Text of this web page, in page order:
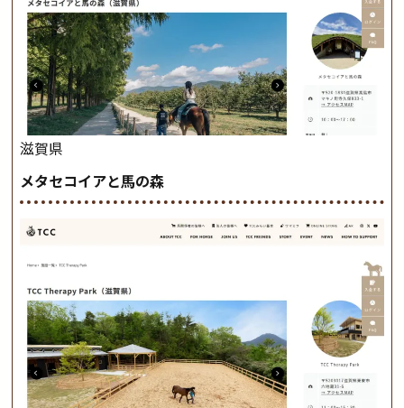
滋賀県
メタセコイアと馬の森